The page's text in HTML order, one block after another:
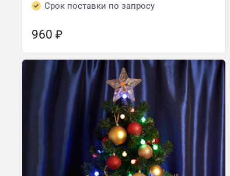
Срок поставки по запросу
960 ₽